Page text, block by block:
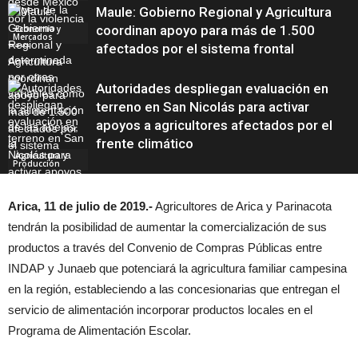
Economía y
Mercados
Agricultura y
Producción
Maule: Gobierno Regional y Agricultura
coordinan apoyo para más de 1.500
afectados por el sistema frontal
Sostenibilidad y
Autoridades despliegan evaluación en
terreno en San Nicolás para activar
apoyos a agricultores afectados por el
frente climático
Arica, 11 de julio de 2019.-Agricultores de Arica y Parinacota
tendrán la posibilidad de aumentar la comercialización de sus
productos a través del Convenio de Compras Públicas entre
INDAP y Junaeb que potenciará la agricultura familiar campesina
en la región, estableciendo a las concesionarias que entregan el
servicio de alimentación incorporar productos locales en el
Programa de Alimentación Escolar.